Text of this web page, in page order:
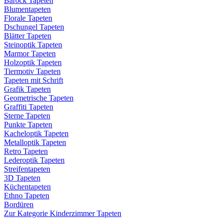
Blumentapeten
Florale Tapeten
Dschungel Tapeten
Blätter Tapeten
Steinoptik Tapeten
Marmor Tapeten
Holzoptik Tapeten
Tiermotiv Tapeten
Tapeten mit Schrift
Grafik Tapeten
Geometrische Tapeten
Graffiti Tapeten
Sterne Tapeten
Punkte Tapeten
Kacheloptik Tapeten
Metalloptik Tapeten
Retro Tapeten
Lederoptik Tapeten
Streifentapeten
3D Tapeten
Küchentapeten
Ethno Tapeten
Bordüren
Zur Kategorie Kinderzimmer Tapeten